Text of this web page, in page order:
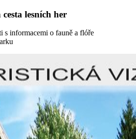
lesních her
s informacemi o fauně a flóře